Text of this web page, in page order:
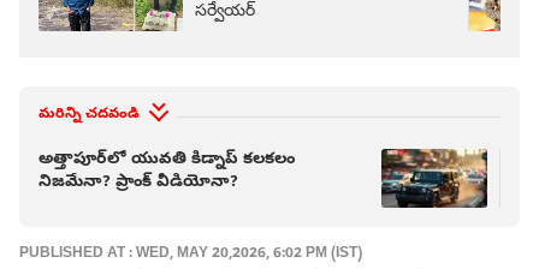
సర్వేయర్
మరిన్ని చదవండి
అత్తాపూర్‌లో యువతి కిడ్నాప్ కలకలం
నిజమేనా? ప్రాంక్ వీడియోనా?
PUBLISHED AT : WED, MAY 20,2026, 6:02 PM (IST)